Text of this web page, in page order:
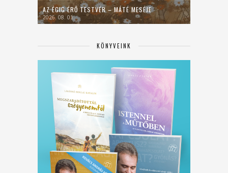
AZ ÉGIG ÉRŐ TESTVÉR – MÁTÉ MESÉJE
2026. 08. 01.
KÖNYVEINK